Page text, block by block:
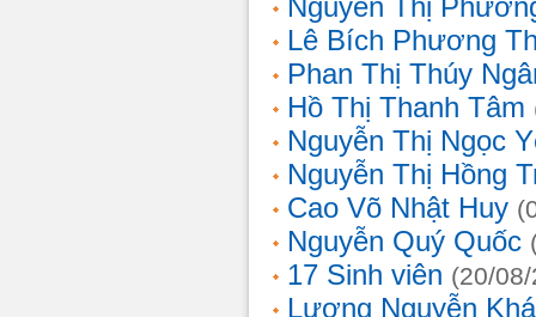
Nguyễn Thị
Lê Bích Phương
Phan Thị Thúy
Hồ Thị Thanh Tâm
Nguyễn Thị Ngọc
Nguyễn Thị Hồng
Cao Võ Nhật Huy
Nguyễn Quý Quốc
17 Sinh viên (20/
Lương Nguyễn